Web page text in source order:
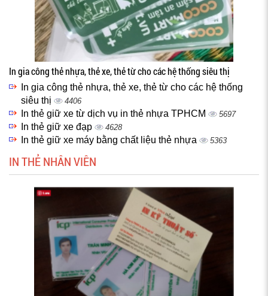
In gia công thẻ nhựa, thẻ xe, thẻ từ cho các hệ thống siêu thị
In gia công thẻ nhựa, thẻ xe, thẻ từ cho các hệ thống
siêu thị
4406
In thẻ giữ xe từ dịch vụ in thẻ nhựa TPHCM 5697
In thẻ giữ xe đạp 4628
In thẻ giữ xe máy bằng chất liệu thẻ nhựa 5363
IN THẺ NHÂN VIÊN